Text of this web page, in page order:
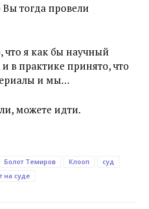
тогда провели
что я как бы научный
в практике принято, что
и мы…
можете идти.
Болот Темиров Клооп
суд
на суде